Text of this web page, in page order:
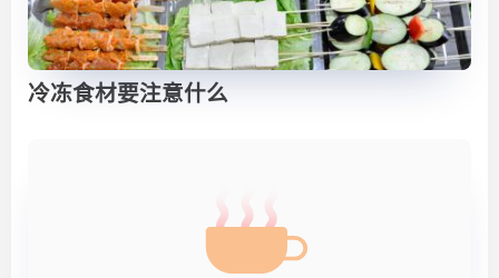
冷冻食材要注意什么